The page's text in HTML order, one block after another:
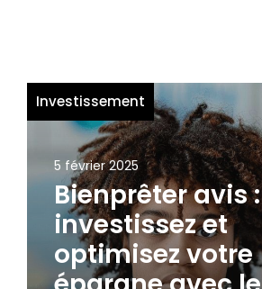
Investissement
5 février 2025
Bienprêter avis :
investissez et
optimisez votre